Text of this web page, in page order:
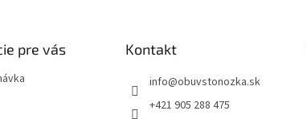
pre vás Kontakt
info@obuvstonozka.sk
+421 905 288 475